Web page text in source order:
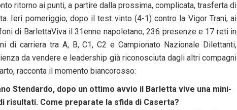
ritorno ai punti, a partire dalla prossima, complicata, trasferta di
Ieri pomeriggio, dopo il test vinto (4-1) contro la Vigor Trani, ai
di BarlettaViva il 31enne napoletano, 236 presenze e 17 reti in
di carriera tra A, B, C1, C2 e Campionato Nazionale Dilettanti,
da vendere e leadership già riconosciuta dagli altri compagni
racconta il momento biancorosso:
Stendardo, dopo un ottimo avvio il Barletta vive una mini-
risultati. Come preparate la sfida di Caserta?